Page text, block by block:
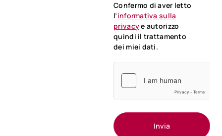
Confermo di aver letto
l’informativa sulla
privacye autorizzo
quindi il trattamento
dei miei dati.